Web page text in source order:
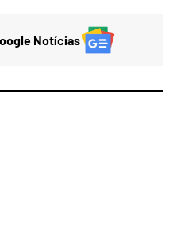
Notícias